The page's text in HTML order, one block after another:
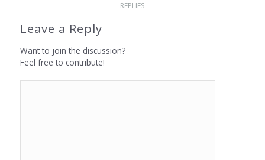
REPLIES
Leave a Reply
Want to join the discussion?
Feel free to contribute!